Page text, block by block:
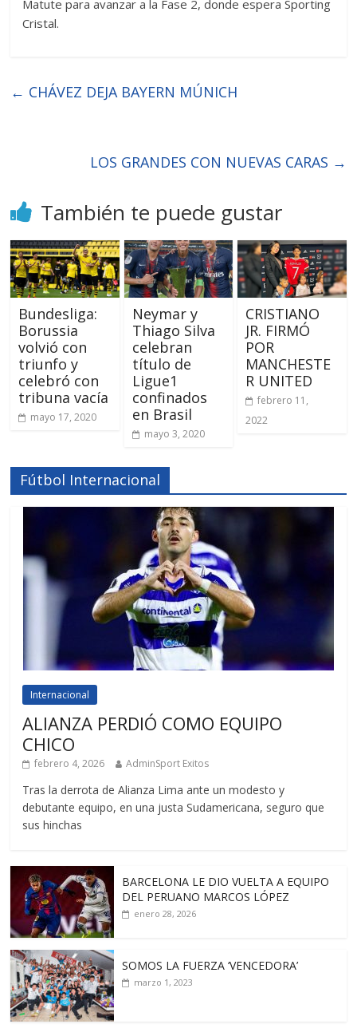
Matute para avanzar a la Fase 2, donde espera Sporting
Cristal.
← CHÁVEZ DEJA BAYERN MÚNICH
LOS GRANDES CON NUEVAS CARAS →
También te puede gustar
Bundesliga:
Borussia
volvió con
triunfo y
celebró con
tribuna vacía
mayo 17, 2020
Neymar y
Thiago Silva
celebran
título de
Ligue1
confinados
en Brasil
mayo 3, 2020
CRISTIANO
JR. FIRMÓ
POR
MANCHESTE
R UNITED
febrero 11,
2022
Fútbol Internacional
Internacional
ALIANZA PERDIÓ COMO EQUIPO
CHICO
febrero 4, 2026 AdminSport Exitos
Tras la derrota de Alianza Lima ante un modesto y
debutante equipo, en una justa Sudamericana, seguro que
sus hinchas
BARCELONA LE DIO VUELTA A EQUIPO
DEL PERUANO MARCOS LÓPEZ
enero 28, 2026
SOMOS LA FUERZA ‘VENCEDORA’
marzo 1, 2023